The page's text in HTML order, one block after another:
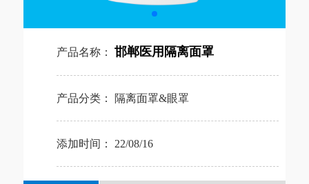
产品名称： 邯郸医用隔离面罩
产品分类： 隔离面罩&眼罩
添加时间： 22/08/16